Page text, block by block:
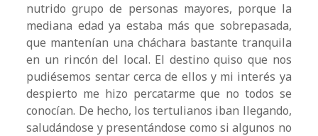
nutrido grupo de personas mayores, porque la
mediana edad ya estaba más que sobrepasada,
que mantenían una cháchara bastante tranquila
en un rincón del local. El destino quiso que nos
pudiésemos sentar cerca de ellos y mi interés ya
despierto me hizo percatarme que no todos se
conocían. De hecho, los tertulianos iban llegando,
saludándose y presentándose como si algunos no